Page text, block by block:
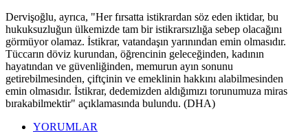
Dervişoğlu, ayrıca, "Her fırsatta istikrardan söz eden iktidar, bu
hukuksuzluğun ülkemizde tam bir istikrarsızlığa sebep olacağını
görmüyor olamaz. İstikrar, vatandaşın yarınından emin olmasıdır.
Tüccarın döviz kurundan, öğrencinin geleceğinden, kadının
hayatından ve güvenliğinden, memurun ayın sonunu
getirebilmesinden, çiftçinin ve emeklinin hakkını alabilmesinden
emin olmasıdır. İstikrar, dedemizden aldığımızı torunumuza miras
bırakabilmektir" açıklamasında bulundu. (DHA)
YORUMLAR